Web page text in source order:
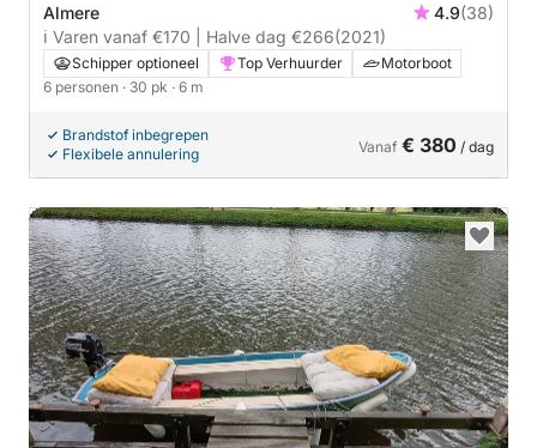
Almere 4.9(38)
ℹ️ Varen vanaf €170 | Halve dag €266(2021)
Schipper optioneel Top Verhuurder
Motorboot
6 personen · 30 pk · 6 m
Brandstof inbegrepen
Flexibele annulering
Vanaf € 380 / dag